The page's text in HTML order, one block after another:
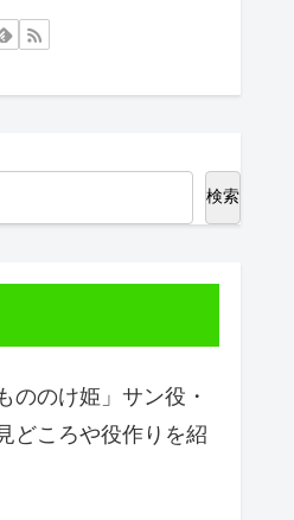
検索
ののけ姫」サン役・
どころや役作りを紹